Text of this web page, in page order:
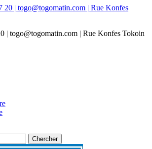
| togo@togomatin.com | Rue Konfes Tokoin